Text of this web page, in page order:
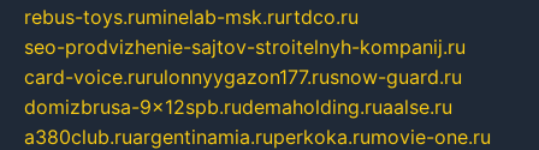
rebus-toys.ruminelab-msk.rurtdco.ru
seo-prodvizhenie-sajtov-stroitelnyh-kompanij.ru
card-voice.rurulonnyygazon177.rusnow-guard.ru
domizbrusa-9x12spb.rudemaholding.ruaalse.ru
a380club.ruargentinamia.ruperkoka.rumovie-one.ru